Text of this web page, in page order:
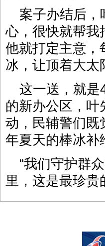
案子办结后，
心，很快就帮我
他就打定主意，
冰，让顶着大太
这一送，就是
的新办公区，叶
动，民辅警们既
年夏天的棒冰补
“我们守护群
里，这是最珍贵